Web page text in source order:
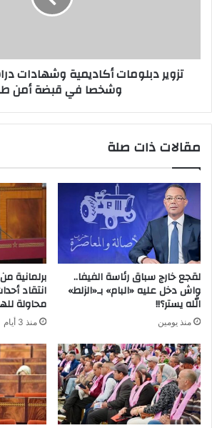
تزوير دبلومات أكاديمية وشهادات
وشخصا في قبضة أمن
مقالات ذات صلة
لقجع خارج سباق رئاسة الفيفا..
واش دخل عليه «البام» بـ«الزلط»
الله يستر؟!!
منذ يومين
برلمانية
انتقاد
محاولة
منذ 3 أيام